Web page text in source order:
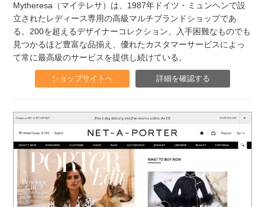
Mytheresa（マイテレサ）は、1987年ドイツ・ミュンヘンで設
立されたレディース専用の高級マルチブランドショップであ
る。200を超えるデザイナーコレクション、入手困難なものでも
見つかるほど豊富な品揃え、優れたカスタマーサービスによっ
て常に最高級のサービスを提供し続けている。
ショップサイトへ 詳細を確認する